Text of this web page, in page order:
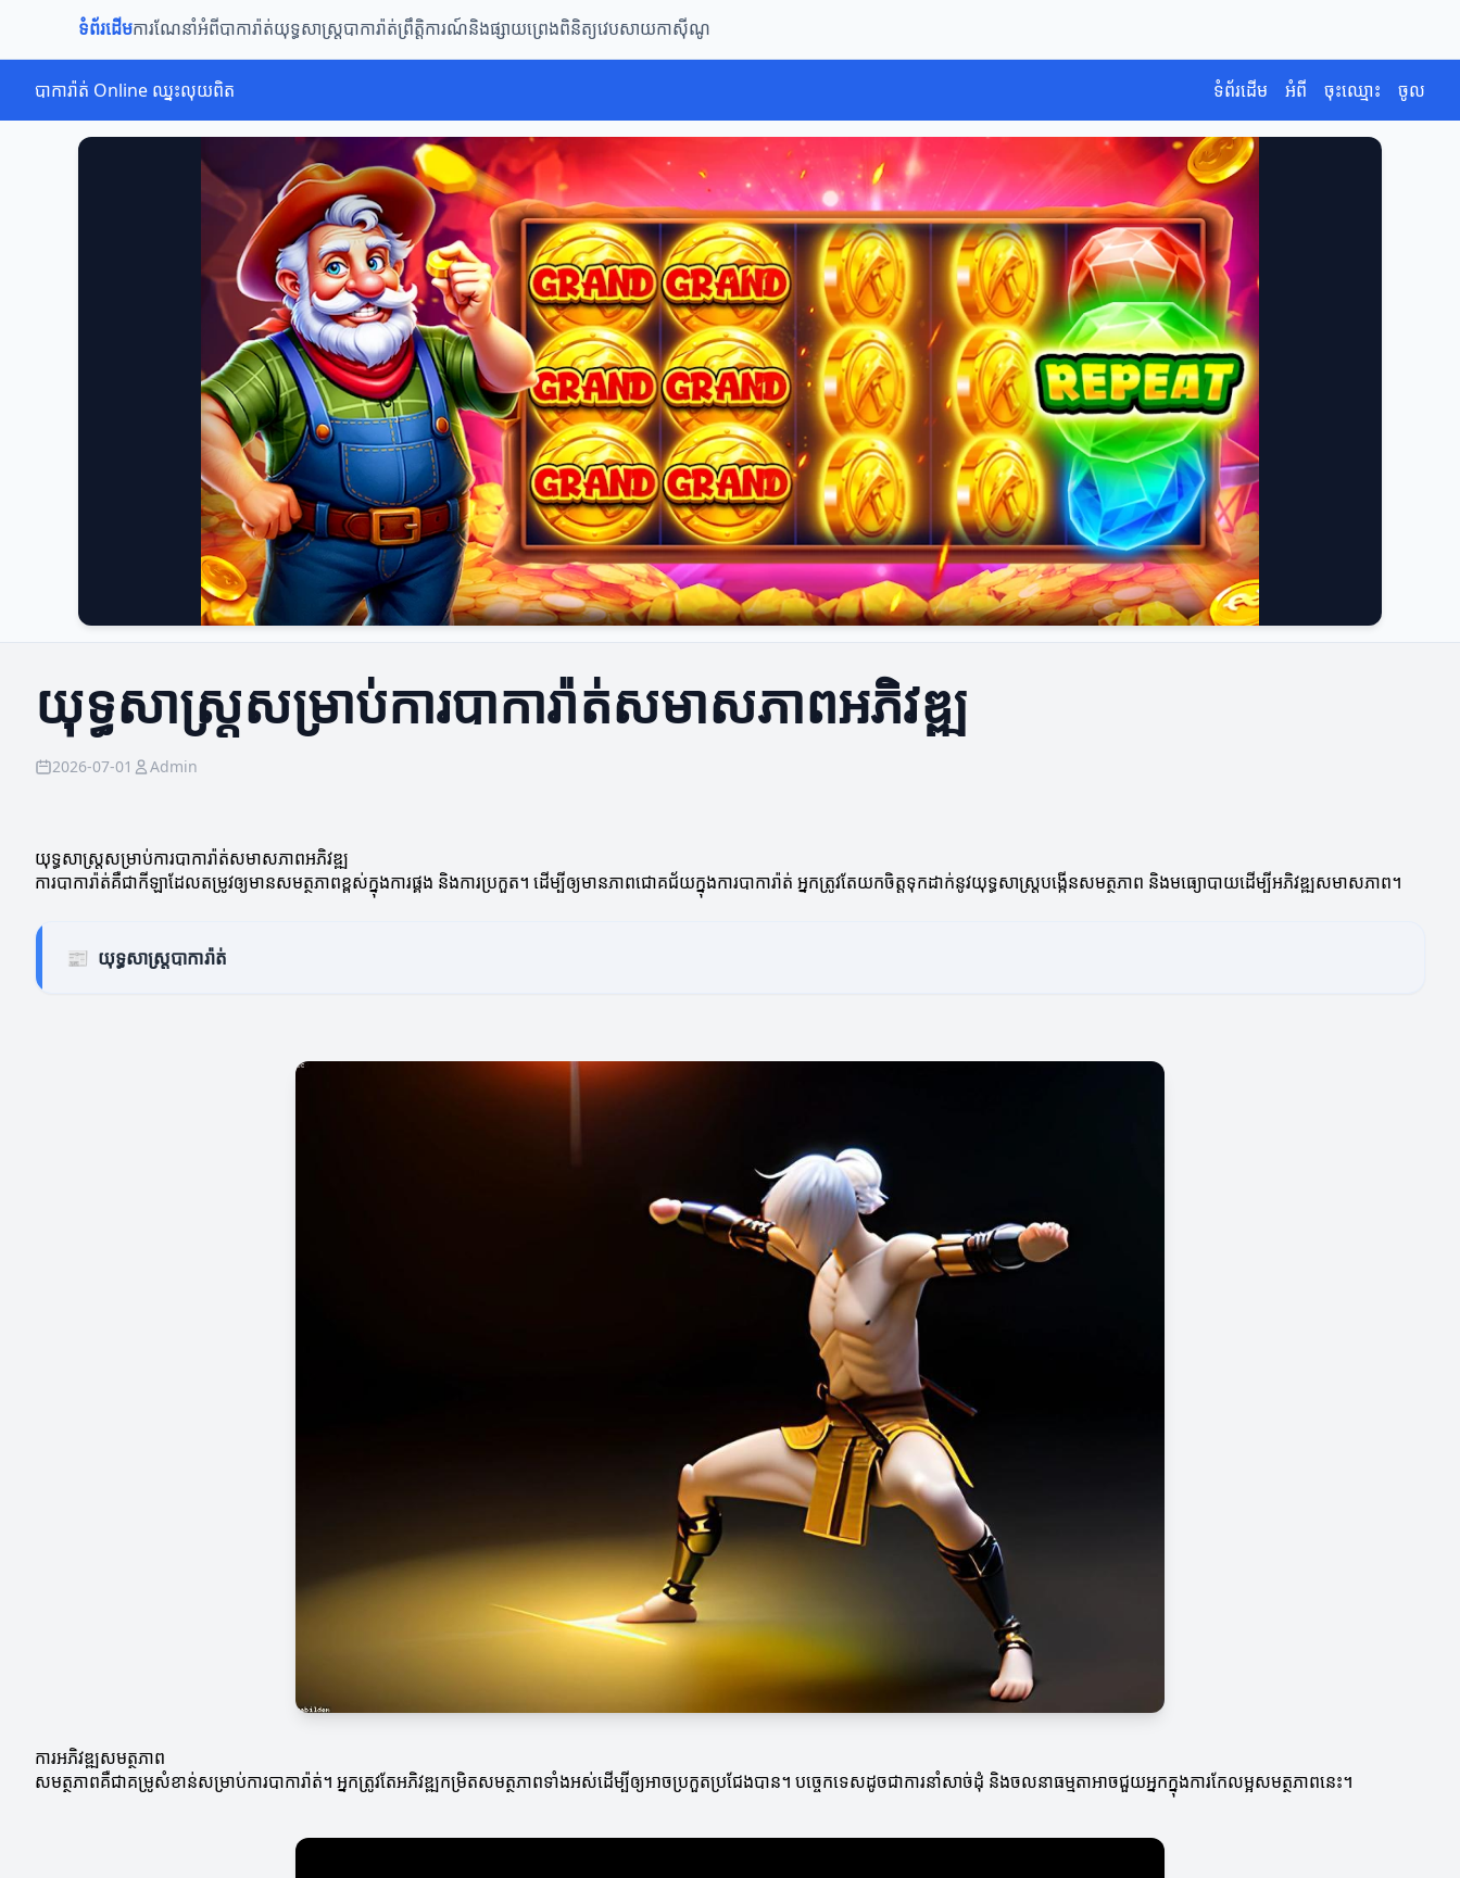
ទំព័រដើមការណែនាំអំពីបាការ៉ាត់យុទ្ធសាស្ត្របាការ៉ាត់ព្រឹត្តិការណ៍និងផ្សាយព្រេងពិនិត្យវេបសាយកាស៊ីណូ
បាការ៉ាត់ Online ឈ្នះលុយពិត ទំព័រដើម អំពី ចុះឈ្មោះ ចូល
យុទ្ធសាស្ត្រសម្រាប់ការបាការ៉ាត់សមាសភាពអភិវឌ្ឍ
2026-07-01 Admin
យុទ្ធសាស្ត្រ​សម្រាប់​ការបាការ៉ាត់​សមាសភាពអភិវឌ្ឍ
ការបាការ៉ាត់គឺជាកីឡាដែលតម្រូវឲ្យមានសមត្ថភាពខ្ពស់ក្នុងការផ្គង និងការប្រកួត។ ដើម្បីឲ្យមានភាពជោគជ័យក្នុងការបាការ៉ាត់ អ្នកត្រូវតែយកចិត្តទុកដាក់នូវយុទ្ធសាស្ត្របង្កើនសមត្ថភាព និងមធ្យោបាយដើម្បីអភិវឌ្ឍសមាសភាព។
📰 យុទ្ធសាស្ត្របាការ៉ាត់
ការអភិវឌ្ឍសមត្ថភាព
សមត្ថភាពគឺជាគម្រូសំខាន់សម្រាប់ការបាការ៉ាត់។ អ្នកត្រូវតែអភិវឌ្ឍកម្រិតសមត្ថភាពទាំងអស់ដើម្បីឲ្យអាចប្រកួតប្រជែងបាន។ បច្ចេកទេសដូចជាការនាំសាច់ដុំ និងចលនាធម្មតាអាចជួយអ្នកក្នុងការកែលម្អសមត្ថភាពនេះ។